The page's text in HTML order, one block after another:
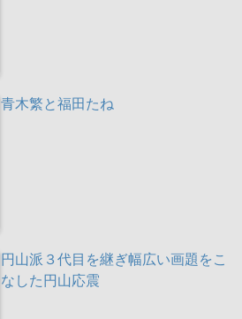
青木繁と福田たね
円山派３代目を継ぎ幅広い画題をこ
なした円山応震